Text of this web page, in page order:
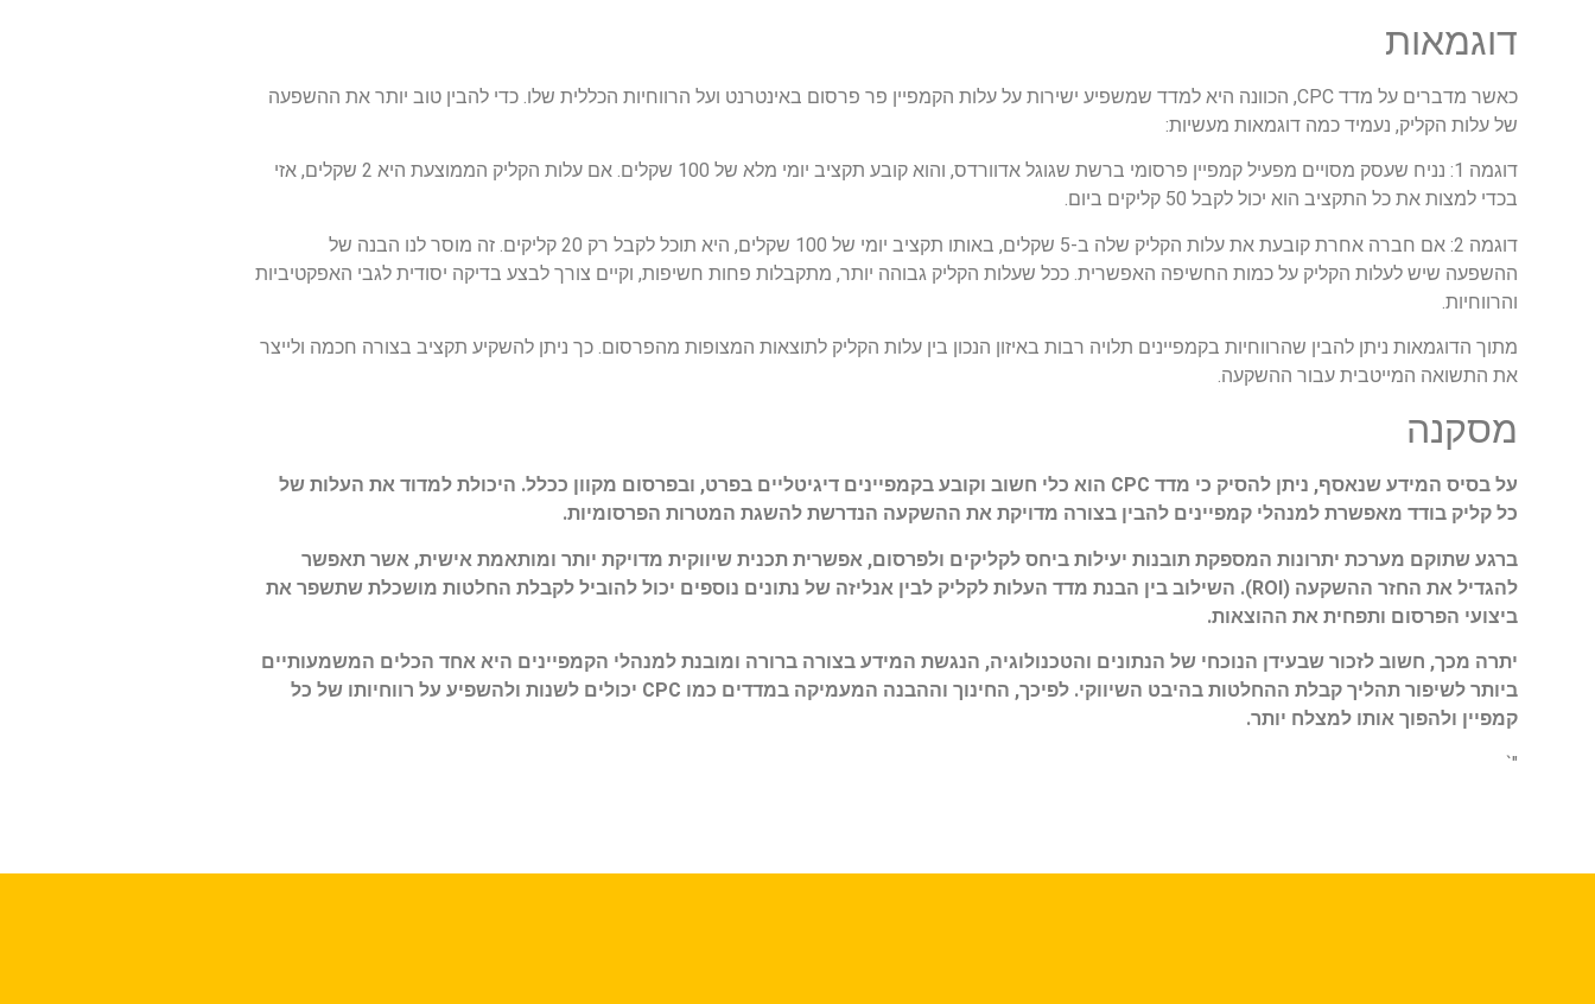
דוגמאות
כאשר מדברים על מדד CPC, הכוונה היא למדד שמשפיע ישירות על עלות הקמפיין פר פרסום באינטרנט ועל הרווחיות הכללית שלו. כדי להבין טוב יותר את ההשפעה
של עלות הקליק, נעמיד כמה דוגמאות מעשיות:
דוגמה 1:
נניח שעסק מסויים מפעיל קמפיין פרסומי ברשת שגוגל אדוורדס, והוא קובע תקציב יומי מלא של 100 שקלים. אם עלות הקליק הממוצעת היא 2 שקלים, אזי
בכדי למצות את כל התקציב הוא יכול לקבל 50 קליקים ביום.
דוגמה 2:
אם חברה אחרת קובעת את עלות הקליק שלה ב-5 שקלים, באותו תקציב יומי של 100 שקלים, היא תוכל לקבל רק 20 קליקים. זה מוסר לנו הבנה של
ההשפעה שיש לעלות הקליק על כמות החשיפה האפשרית. ככל שעלות הקליק גבוהה יותר, מתקבלות פחות חשיפות, וקיים צורך לבצע בדיקה יסודית לגבי האפקטיביות
והרווחיות.
מתוך הדוגמאות ניתן להבין שהרווחיות בקמפיינים תלויה רבות באיזון הנכון בין עלות הקליק לתוצאות המצופות מהפרסום. כך ניתן להשקיע תקציב בצורה חכמה ולייצר
את התשואה המייטבית עבור ההשקעה.
מסקנה
על בסיס המידע שנאסף, ניתן להסיק כי מדד CPC הוא כלי חשוב וקובע בקמפיינים דיגיטליים בפרט, ובפרסום מקוון ככלל. היכולת למדוד את העלות של
כל קליק בודד מאפשרת למנהלי קמפיינים להבין בצורה מדויקת את ההשקעה הנדרשת להשגת המטרות הפרסומיות.
ברגע שתוקם מערכת יתרונות המספקת תובנות יעילות ביחס לקליקים ולפרסום, אפשרית תכנית שיווקית מדויקת יותר ומותאמת אישית, אשר תאפשר
להגדיל את החזר ההשקעה (ROI). השילוב בין הבנת מדד העלות לקליק לבין אנליזה של נתונים נוספים יכול להוביל לקבלת החלטות מושכלת שתשפר את
ביצועי הפרסום ותפחית את ההוצאות.
יתרה מכך, חשוב לזכור שבעידן הנוכחי של הנתונים והטכנולוגיה, הנגשת המידע בצורה ברורה ומובנת למנהלי הקמפיינים היא אחד הכלים המשמעותיים
ביותר לשיפור תהליך קבלת ההחלטות בהיבט השיווקי. לפיכך, החינוך וההבנה המעמיקה במדדים כמו CPC יכולים לשנות ולהשפיע על רווחיותו של כל
קמפיין ולהפוך אותו למצלח יותר.
"`